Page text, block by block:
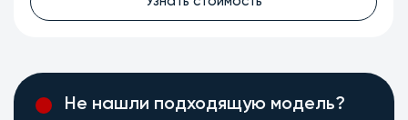
Не нашли подходящую модель?